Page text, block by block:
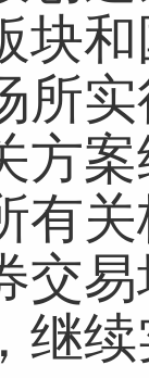
块
所
方
有
交
继